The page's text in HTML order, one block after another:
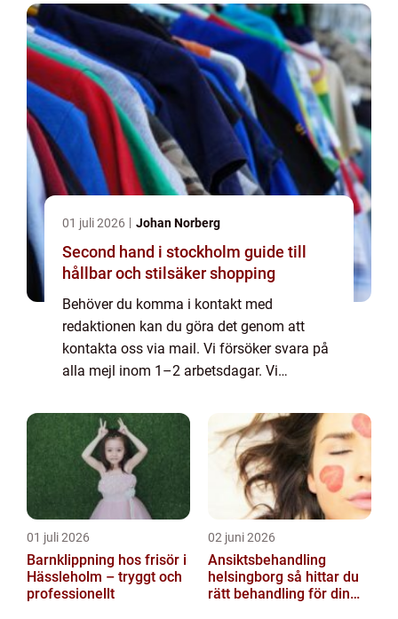
01 juli 2026 Johan Norberg
Second hand i stockholm guide till
hållbar och stilsäker shopping
Behöver du komma i kontakt med
redaktionen kan du göra det genom att
kontakta oss via mail. Vi försöker svara på
alla mejl inom 1–2 arbetsdagar. Vi
kommentarer till innehållet på vår sida.
01 juli 2026
Barnklippning hos frisör i
Hässleholm – tryggt och
professionellt
02 juni 2026
Ansiktsbehandling
helsingborg så hittar du
rätt behandling för din